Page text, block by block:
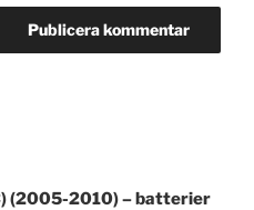
(2005-2010) – batterier